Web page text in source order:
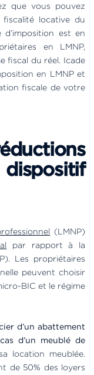
que vous pouvez
locative du
d’imposition est en
en LMNP,
fiscal du réel. Icade
en LMNP et
fiscale de votre
(LMNP)
par rapport à la
Les propriétaires
peuvent choisir
BIC et le régime
d’un abattement
d’un meublé de
location meublée.
de 50% des loyers